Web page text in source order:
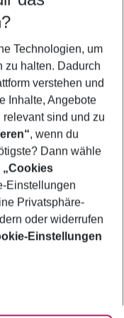
Technologien, um
zu halten. Dadurch
verstehen und
Inhalte, Angebote
sind und zu
, wenn du
Dann wähle
„Cookies
Einstellungen
Privatsphäre-
oder widerrufen
Einstellungen